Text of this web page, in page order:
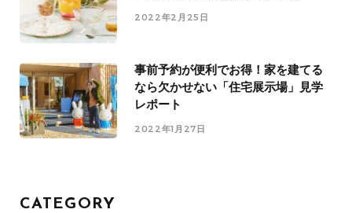
2022年2月25日
事前予約が便利でお得！家を建てる
なら欠かせない「住宅展示場」見学
レポート
2022年1月27日
CATEGORY